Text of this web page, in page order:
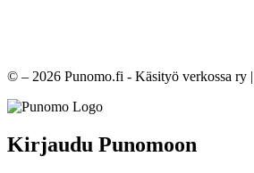
© – 2026 Punomo.fi - Käsityö verkossa ry |
Kirjaudu Punomoon